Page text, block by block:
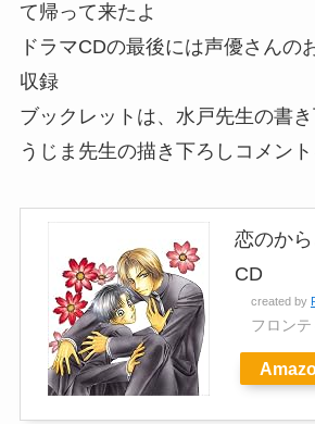
て帰って来たよ
ドラマCDの最後には声優さんの
収録
ブックレットは、水戸先生の書
うじま先生の描き下ろしコメン
恋のか
CD
created by
フロン